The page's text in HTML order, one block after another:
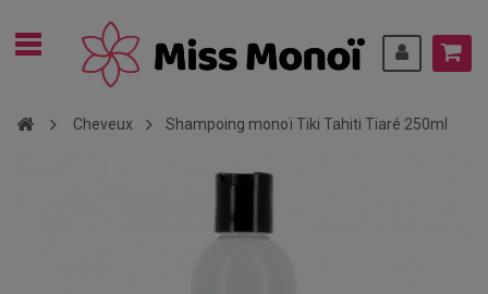
Cheveux Shampoing monoï Tiki Tahiti Tiaré 250ml